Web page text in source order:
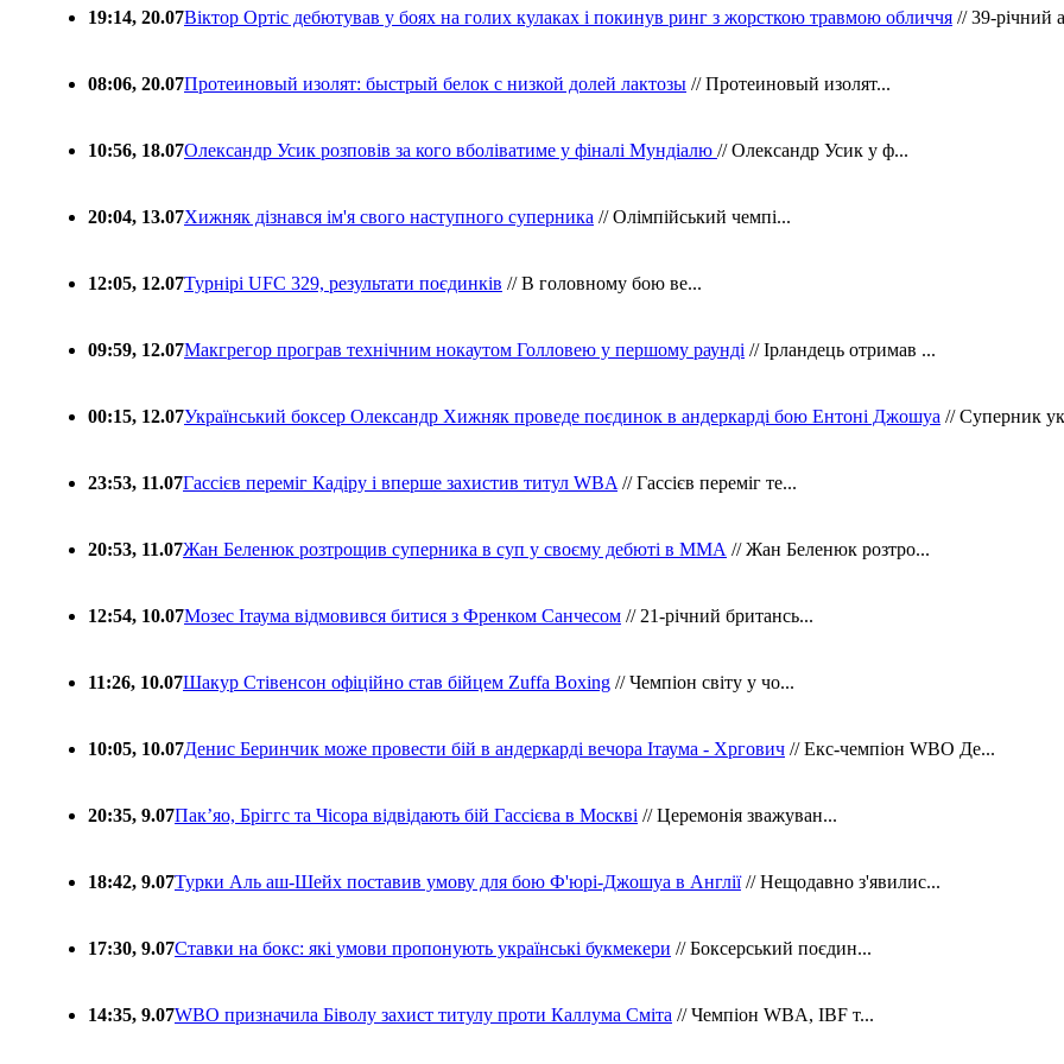
19:14, 20.07Віктор Ортіс дебютував у боях на голих кулаках і покинув ринг з жорсткою травмою обличчя // 39-річний
08:06, 20.07Протеиновый изолят: быстрый белок с низкой долей лактозы // Протеиновый изолят...
10:56, 18.07Олександр Усик розповів за кого вболіватиме у фіналі Мундіалю // Олександр Усик у ф...
20:04, 13.07Хижняк дізнався ім'я свого наступного суперника // Олімпійський чемпі...
12:05, 12.07Турнірі UFC 329, результати поєдинків // В головному бою ве...
09:59, 12.07Макгрегор програв технічним нокаутом Голловею у першому раунді // Ірландець отримав ...
00:15, 12.07Український боксер Олександр Хижняк проведе поєдинок в андеркарді бою Ентоні Джошуа // Суперник
23:53, 11.07Гассієв переміг Кадіру і вперше захистив титул WBA // Гассієв переміг те...
20:53, 11.07Жан Беленюк розтрощив суперника в суп у своєму дебюті в ММА // Жан Беленюк розтро...
12:54, 10.07Мозес Ітаума відмовився битися з Френком Санчесом // 21-річний британсь...
11:26, 10.07Шакур Стівенсон офіційно став бійцем Zuffa Boxing // Чемпіон світу у чо...
10:05, 10.07Денис Беринчик може провести бій в андеркарді вечора Ітаума - Хргович // Екс-чемпіон WBO Де...
20:35, 9.07Пакʼяо, Бріггс та Чісора відвідають бій Гассієва в Москві // Церемонія зважуван...
18:42, 9.07Турки Аль аш-Шейх поставив умову для бою Ф'юрі-Джошуа в Англії// Нещодавно з'явилис...
17:30, 9.07Ставки на бокс: які умови пропонують українські букмекери // Боксерський поєдин...
14:35, 9.07WBO призначила Біволу захист титулу проти Каллума Сміта // Чемпіон WBA, IBF т...